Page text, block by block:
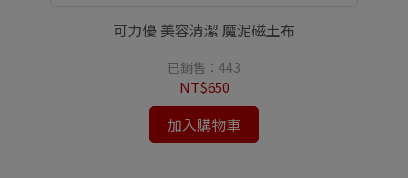
可力優 美容清潔 魔泥磁土布
已銷售：443
NT$650
加入購物車